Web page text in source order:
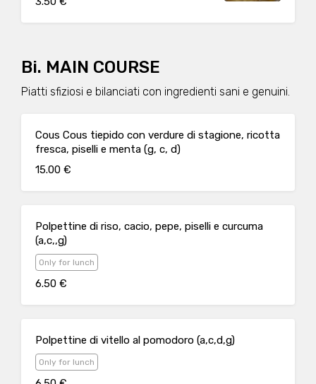
Bi. MAIN COURSE
Piatti sfiziosi e bilanciati con ingredienti sani e genuini.
Cous Cous tiepido con verdure di stagione, ricotta
fresca, piselli e menta (g, c, d)
15.00 €
Polpettine di riso, cacio, pepe, piselli e curcuma
(a,c,,g)
Only for lunch
6.50 €
Polpettine di vitello al pomodoro (a,c,d,g)
Only for lunch